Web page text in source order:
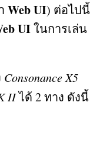
Web UI) ต่อไปนี้
UIในการเล่น
Consonance X5
IIได้ 2ทาง ดังนี้